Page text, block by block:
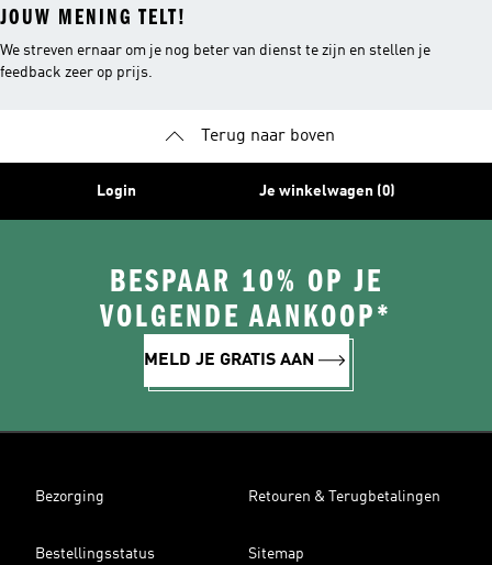
JOUW MENING TELT!
We streven ernaar om je nog beter van dienst te zijn en stellen je
feedback zeer op prijs.
Terug naar boven
Login Je winkelwagen (0)
BESPAAR 10% OP JE
VOLGENDE AANKOOP*
MELD JE GRATIS AAN
Bezorging Retouren & Terugbetalingen
Bestellingsstatus Sitemap